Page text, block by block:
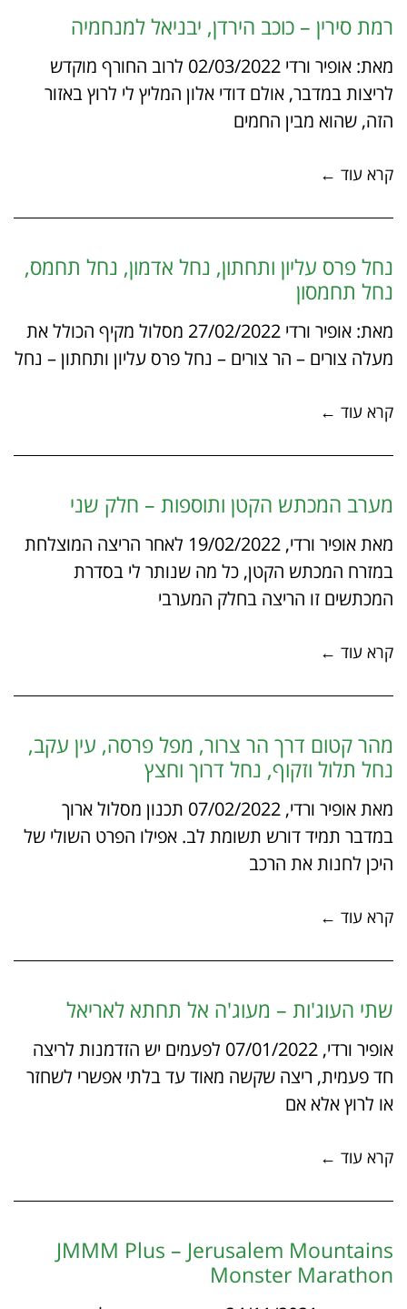
רמת סירין – כוכב הירדן, יבניאל למנחמיה
מאת: אופיר ורדי 02/03/2022 לרוב החורף מוקדש
לריצות במדבר, אולם דודי אלון המליץ לי לרוץ באזור
הזה, שהוא מבין החמים
קרא עוד ←
נחל פרס עליון ותחתון, נחל אדמון, נחל תחמס,
נחל תחמסון
מאת: אופיר ורדי 27/02/2022 מסלול מקיף הכולל את
מעלה צורים – הר צורים – נחל פרס עליון ותחתון – נחל
קרא עוד ←
מערב המכתש הקטן ותוספות – חלק שני
מאת אופיר ורדי, 19/02/2022 לאחר הריצה המוצלחת
במזרח המכתש הקטן, כל מה שנותר לי בסדרת
המכתשים זו הריצה בחלק המערבי
קרא עוד ←
מהר קטום דרך הר צרור, מפל פרסה, עין עקב,
נחל תלול וזקוף, נחל דרוך וחצץ
מאת אופיר ורדי, 07/02/2022 תכנון מסלול ארוך
במדבר תמיד דורש תשומת לב. אפילו הפרט השולי של
היכן לחנות את הרכב
קרא עוד ←
שתי העוג'ות – מעוג'ה אל תחתא לאריאל‎
אופיר ורדי, 07/01/2022 לפעמים יש הזדמנות לריצה
חד פעמית, ריצה שקשה מאוד עד בלתי אפשרי לשחזר
או לרוץ אלא אם
קרא עוד ←
JMMM Plus – Jerusalem Mountains
Monster Marathon